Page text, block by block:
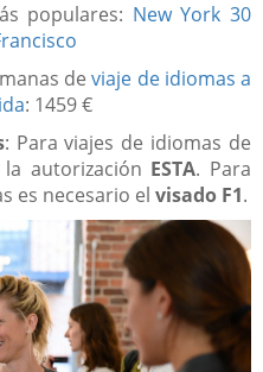
populares: New York 30
deviaje de idiomas a
: 1459 €
: Para viajes de idiomas de
autorización ESTA. Para
es necesario el visado F1.